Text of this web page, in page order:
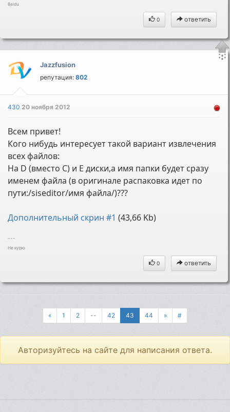
Baidu
0 ответить
Jazzfusion
репутация:802
43020 ноября 2012
Всем привет!
Кого нибудь интересует такой вариант извлечения
всех файлов:
На D (вместо C) и E диски,а имя папки будет сразу
именем файла (в оригинале распаковка идет по
пути:/siseditor/имя файла/)???
Дополнительный скрин #1 (43,66 Kb)
---
Не курю
0 ответить
« 1 2 -- 42 43 44 » #
Авторизуйтесь на сайте для написания ответа.